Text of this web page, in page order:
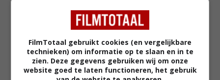
FilmTotaal gebruikt cookies (en vergelijkbare
technieken) om informatie op te slaan en in te
zien. Deze gegevens gebruiken wij om onze
website goed te laten functioneren, het gebruik